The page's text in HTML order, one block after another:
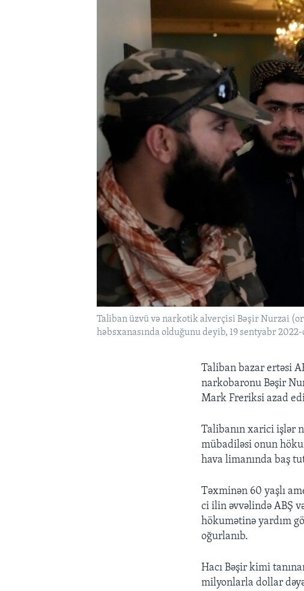
Taliban üzvü və narkotik alverçisi Bəşir Nurzai
həbsxanasında olduğunu deyib, 19 sentyabr
Taliban bazar ertəsi
narkobaronu Bəşir
Mark Freriksi azad
Talibanın xarici işlər
mübadiləsi onun
hava limanında baş
Təxminən 60 yaşlı
ci ilin əvvəlində ABŞ
hökumətinə yardım
oğurlanıb.
Hacı Bəşir kimi
milyonlarla dollar